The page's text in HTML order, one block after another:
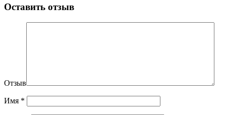
Оставить отзыв
Отзыв
Имя *